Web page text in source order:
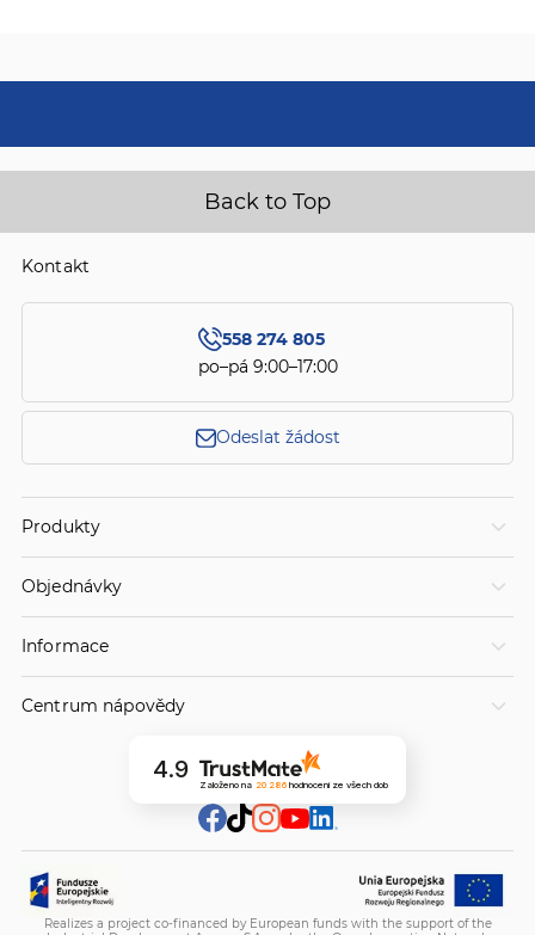
Back to Top
Kontakt
558 274 805
po–pá 9:00–17:00
Odeslat žádost
Produkty
Objednávky
Informace
Centrum nápovědy
4.9
Založeno na 20 286hodnocení ze všech dob
Realizes a project co-financed by European funds with the support of the